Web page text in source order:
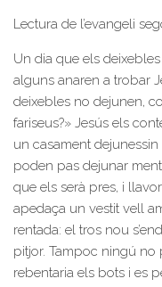
Lectura de l’evangeli
Un dia que els
alguns anaren a trobar
deixebles no dejunen,
fariseus?» Jesús els
un casament
poden pas dejunar
que els serà pres, i
apedaça un vestit vell
rentada: el tros nou
pitjor. Tampoc ningú no
rebentaria els bots i es